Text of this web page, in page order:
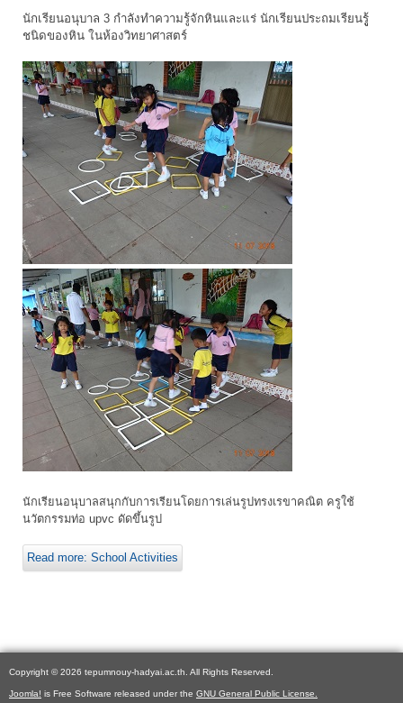
นักเรียนอนุบาล 3 กำลังทำความรู้จักหินและแร่ นักเรียนประถมเรียนรูู้
ชนิดของหิน ในห้องวิทยาศาสตร์
นักเรียนอนุบาลสนุกกับการเรียนโดยการเล่นรูปทรงเรขาคณิต ครูใช้
นวัตกรรมท่อ upvc ดัดขึ้นรูป
Read more: School Activities
Copyright © 2026 tepumnouy-hadyai.ac.th. All Rights Reserved.
Joomla! is Free Software released under the GNU General Public License.